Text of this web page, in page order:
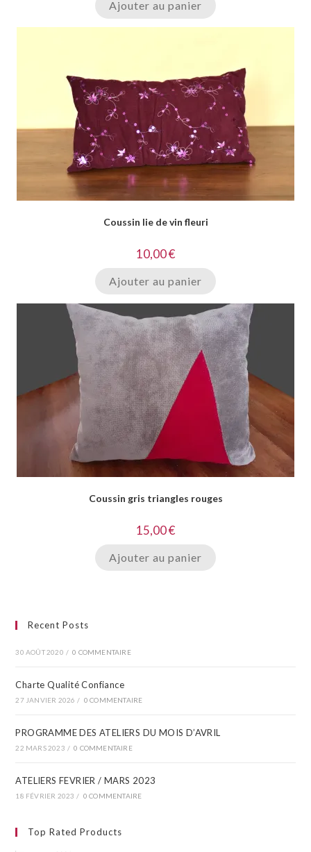
Ajouter au panier
Coussin lie de vin fleuri
10,00€
Ajouter au panier
Coussin gris triangles rouges
15,00€
Ajouter au panier
Recent Posts
30 AOÛT 2020 / 0 COMMENTAIRE
Charte Qualité Confiance
27 JANVIER 2026 / 0 COMMENTAIRE
PROGRAMME DES ATELIERS DU MOIS D’AVRIL​
22 MARS 2023 / 0 COMMENTAIRE
ATELIERS FEVRIER / MARS 2023
18 FÉVRIER 2023 / 0 COMMENTAIRE
Top Rated Products